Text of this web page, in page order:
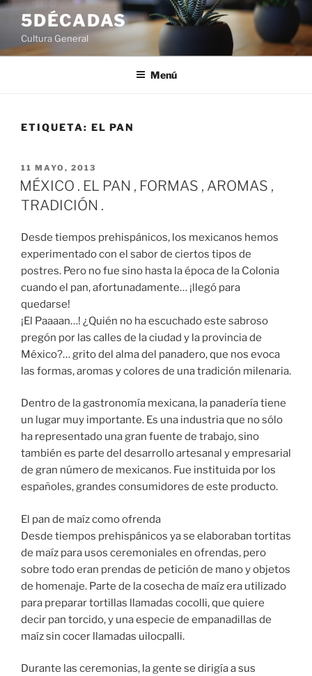
Saltar
contenido
5DÉCADAS
Cultura General
Menú
ETIQUETA: EL PAN
PUBLICADO
EL
11 MAYO, 2013
MÉXICO . EL PAN , FORMAS , AROMAS ,
TRADICIÓN .
Desde tiempos prehispánicos, los mexicanos hemos
experimentado con el sabor de ciertos tipos de
postres. Pero no fue sino hasta la época de la Colonia
cuando el pan, afortunadamente… ¡llegó para
quedarse!
¡El Paaaan…! ¿Quién no ha escuchado este sabroso
pregón por las calles de la ciudad y la provincia de
México?… grito del alma del panadero, que nos evoca
las formas, aromas y colores de una tradición milenaria.
Dentro de la gastronomía mexicana, la panadería tiene
un lugar muy importante. Es una industria que no sólo
ha representado una gran fuente de trabajo, sino
también es parte del desarrollo artesanal y empresarial
de gran número de mexicanos. Fue instituida por los
españoles, grandes consumidores de este producto.
El pan de maíz como ofrenda
Desde tiempos prehispánicos ya se elaboraban tortitas
de maíz para usos ceremoniales en ofrendas, pero
sobre todo eran prendas de petición de mano y objetos
de homenaje. Parte de la cosecha de maíz era utilizado
para preparar tortillas llamadas cocolli, que quiere
decir pan torcido, y una especie de empanadillas de
maíz sin cocer llamadas uilocpalli.
Durante las ceremonias, la gente se dirigía a sus